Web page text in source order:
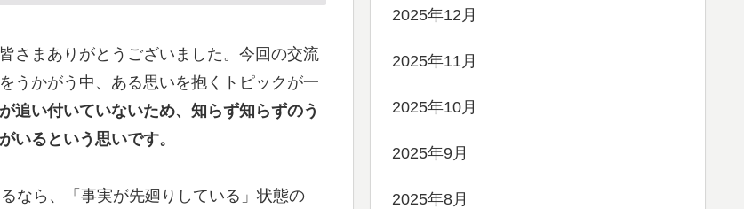
さまありがとうございました。今回の交流
うかがう中、ある思いを抱くトピックが一
追い付いていないため、知らず知らずのう
いるという思いです。
なら、「事実が先廻りしている」状態の
2025年12月
2025年11月
2025年10月
2025年9月
2025年8月